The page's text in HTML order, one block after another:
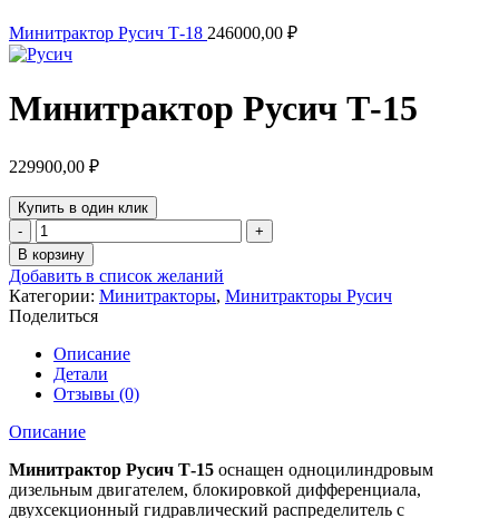
Минитрактор Русич Т-18 246000,00 ₽
Минитрактор Русич Т-15
229900,00 ₽
Купить в один клик
Количество
товара
Минитрактор
Русич
Т-15
В корзину
Добавить в список желаний
Категории: Минитракторы, Минитракторы Русич
Поделиться
Описание
Детали
Отзывы (0)
Описание
Минитрактор Русич Т-15 оснащен одноцилиндровым
дизельным двигателем, блокировкой дифференциала,
двухсекционный гидравлический распределитель с